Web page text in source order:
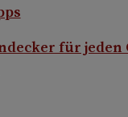
für jeden